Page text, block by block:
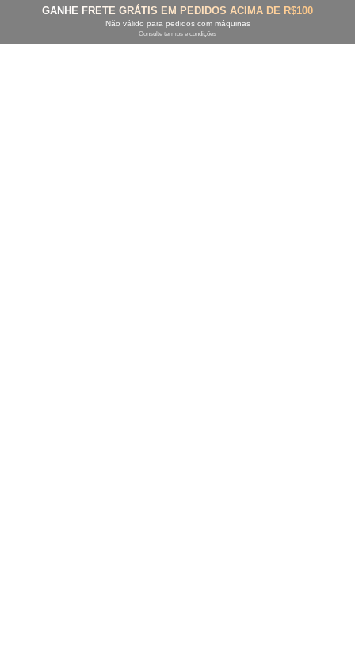
GANHE FRETE GRÁTIS EM PEDIDOS ACIMA DE R$100
Não válido para pedidos com máquinas
Consulte termos e condições